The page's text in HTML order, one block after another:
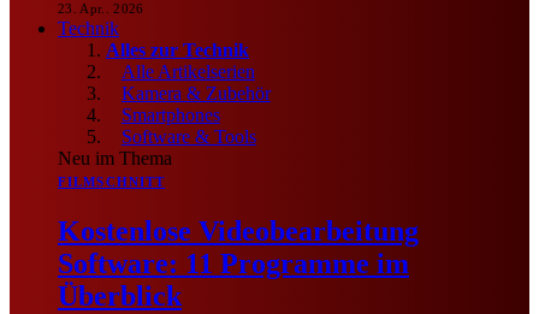
23. Apr.. 2026
Technik
Alles zur Technik
Alle Artikelserien
Kamera & Zubehör
Smartphones
Software & Tools
Neu im Thema
FILMSCHNITT
Kostenlose Videobearbeitung
Software: 11 Programme im
Überblick